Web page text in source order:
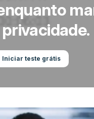
Iniciar teste grátis